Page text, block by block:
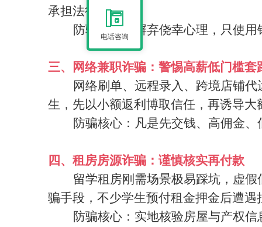
承担法律责任。
防骗核心：摒弃侥幸心理，只使
三、网络兼职诈骗：警惕高薪低门槛套
网络刷单、远程录入、跨境店铺
生，先以小额返利博取信任，再诱导
防骗核心：凡是先交钱、高佣金
四、租房房源诈骗：谨慎核实再付款
留学租房刚需场景极易踩坑，虚
骗手段，不少学生预付租金押金后遭
防骗核心：实地核验房屋与产权
电话咨询